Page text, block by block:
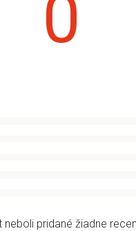
0
pridané žiadne